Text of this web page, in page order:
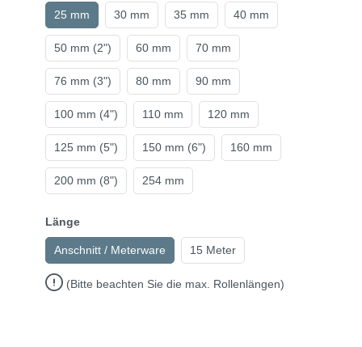
25 mm 30 mm 35 mm 40 mm
50 mm (2") 60 mm 70 mm
76 mm (3") 80 mm 90 mm
100 mm (4") 110 mm 120 mm
125 mm (5") 150 mm (6") 160 mm
200 mm (8") 254 mm
Länge
Anschnitt / Meterware 15 Meter
(Bitte beachten Sie die max. Rollenlängen)